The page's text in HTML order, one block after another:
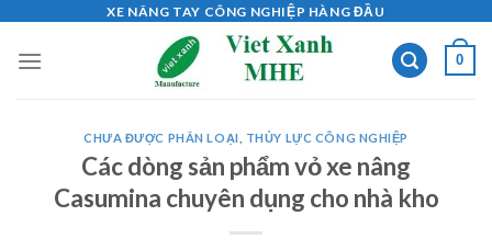
content
XE NÂNG TAY CÔNG NGHIỆP HÀNG ĐẦU
0
CHƯA ĐƯỢC PHÂN LOẠI THỦY LỰC CÔNG NGHIỆP
Các dòng sản phẩm vỏ xe nâng
Casumina chuyên dụng cho nhà kho